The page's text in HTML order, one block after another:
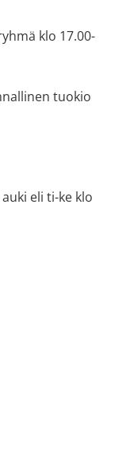
klo 17.00-
tuokio
eli ti-ke klo